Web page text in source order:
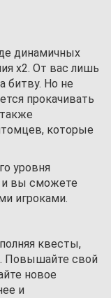
динамичных
x2. От вас лишь
битву. Но не
прокачивать
которые
уровня
и вы сможете
игроками.
квесты,
Повышайте свой
новое
и